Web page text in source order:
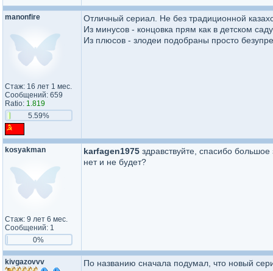
manonfire
Стаж: 16 лет 1 мес.
Сообщений: 659
Ratio: 1.819
5.59%
Отличный сериал. Не без традиционной
Из минусов - концовка прям как в детском
Из плюсов - злодеи подобраны просто
kosyakman
Стаж: 9 лет 6 мес.
Сообщений: 1
0%
karfagen1975 здравствуйте, спасибо
нет и не будет?
kivgazovvv По названию сначала подумал, что новый